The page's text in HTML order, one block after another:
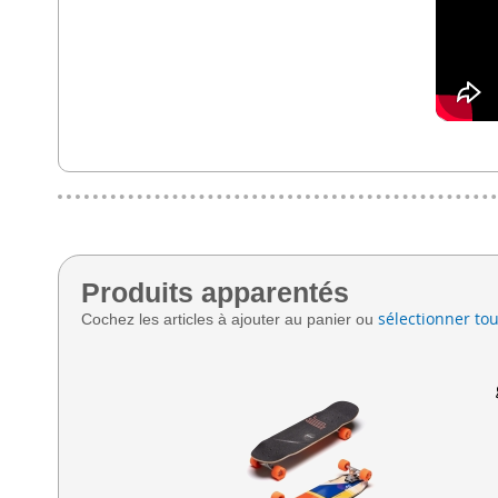
Produits apparentés
Cochez les articles à ajouter au panier ou sélectionner